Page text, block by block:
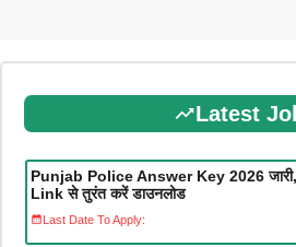
Latest
Punjab Police Answer Key 2026
Link से तुरंत करें डाउनलोड
Last Date To Apply: